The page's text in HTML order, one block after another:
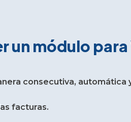
un módulo
consecutiva, automática
facturas.